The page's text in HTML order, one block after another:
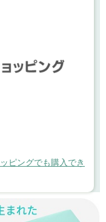
ピングでも購入でき